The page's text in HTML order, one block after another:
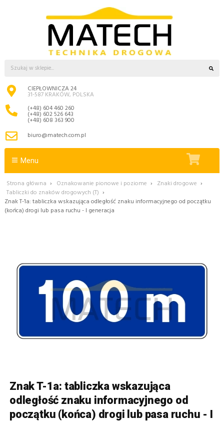
CIEPŁOWNICZA 24
31-587 KRAKÓW, POLSKA
(+48) 604 460 260
(+48) 602 526 643
(+48) 608 363 900
biuro@matech.com.pl
Menu
Strona główna › Oznakowanie pionowe i poziome › Znaki drogowe ›
Tabliczki do znaków drogowych (T) ›
Znak T-1a: tabliczka wskazująca odległość znaku informacyjnego od początku
(końca) drogi lub pasa ruchu - I generacja
Znak T-1a: tabliczka wskazująca
odległość znaku informacyjnego od
początku (końca) drogi lub pasa ruchu - I